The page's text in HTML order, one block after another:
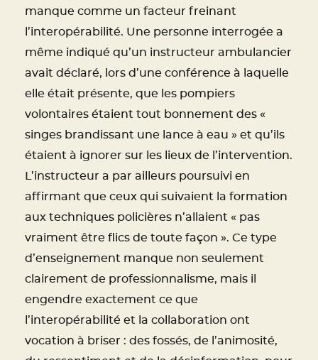
manque comme un facteur freinant
l’interopérabilité. Une personne interrogée a
même indiqué qu’un instructeur ambulancier
avait déclaré, lors d’une conférence à laquelle
elle était présente, que les pompiers
volontaires étaient tout bonnement des «
singes brandissant une lance à eau » et qu’ils
étaient à ignorer sur les lieux de l’intervention.
L’instructeur a par ailleurs poursuivi en
affirmant que ceux qui suivaient la formation
aux techniques policières n’allaient « pas
vraiment être flics de toute façon ». Ce type
d’enseignement manque non seulement
clairement de professionnalisme, mais il
engendre exactement ce que
l’interopérabilité et la collaboration ont
vocation à briser : des fossés, de l’animosité,